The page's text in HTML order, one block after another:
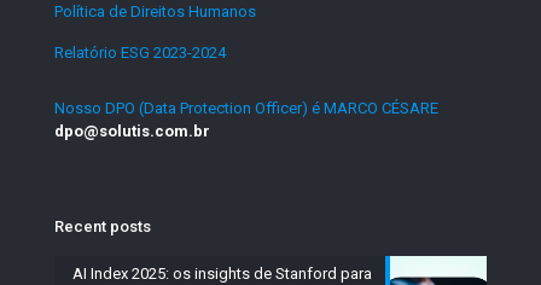
Política de Direitos Humanos
Relatório ESG 2023-2024.
Nosso DPO (Data Protection Officer) é MARCO CÉSARE
dpo@solutis.com.br
Recent posts
AI Index 2025: os insights de Stanford para